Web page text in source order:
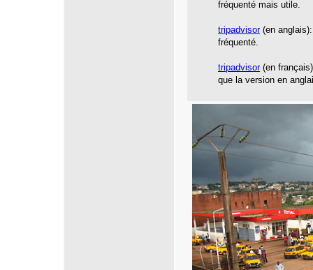
fréquenté mais utile.
tripadvisor(en
fréquenté.
tripadvisor(en
que la version en